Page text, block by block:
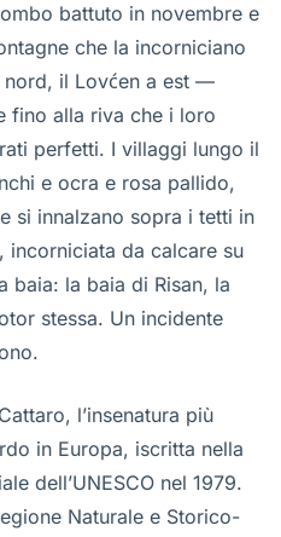
battuto in novembre e
che la incorniciano
nord, il Lovćen a est —
fino alla riva che i loro
perfetti. I villaggi lungo il
e ocra e rosa pallido,
si innalzano sopra i tetti in
incorniciata da calcare su
baia: la baia di Risan, la
stessa. Un incidente
l’insenatura più
in Europa, iscritta nella
dell’UNESCO nel 1979.
Naturale e Storico-